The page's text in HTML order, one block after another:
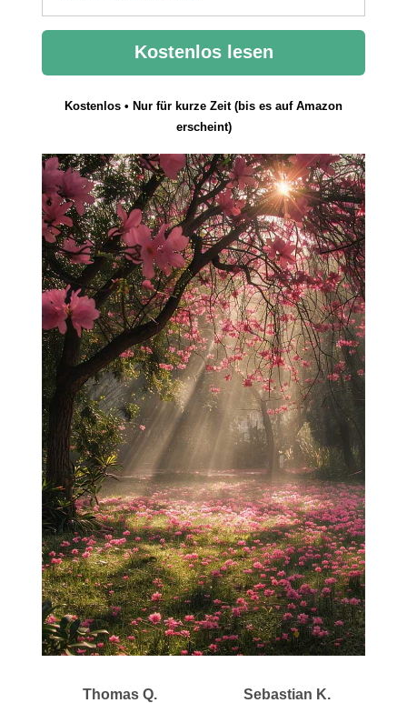
Kostenlos lesen
Kostenlos • Nur für kurze Zeit (bis es auf Amazon
erscheint)
Thomas Q. Sebastian K.